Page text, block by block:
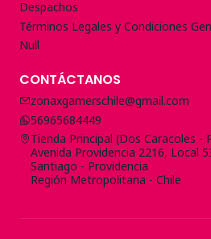
Despachos
Términos Legales y Condiciones
Null
CONTÁCTANOS
zonaxgamerschile@gmail.com
56965684449
Tienda Principal (Dos Caracoles -
Avenida Providencia 2216, Local
Santiago - Providencia
Región Metropolitana - Chile